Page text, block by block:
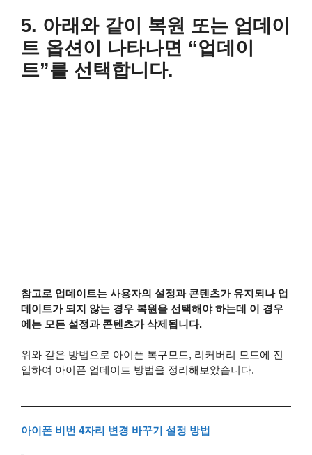
5. 아래와 같이 복원 또는 업데이
트 옵션이 나타나면 “업데이
트”를 선택합니다.
참고로 업데이트는 사용자의 설정과 콘텐츠가 유지되나 업
데이트가 되지 않는 경우 복원을 선택해야 하는데 이 경우
에는 모든 설정과 콘텐츠가 삭제됩니다.
위와 같은 방법으로 아이폰 복구모드, 리커버리 모드에 진
입하여 아이폰 업데이트 방법을 정리해보았습니다.
아이폰 비번 4자리 변경 바꾸기 설정 방법